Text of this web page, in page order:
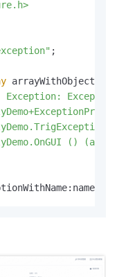
;
arrayWithObjects:
Exception:
() (at